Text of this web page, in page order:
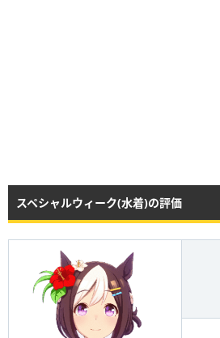
スペシャルウィーク(水着)の評価